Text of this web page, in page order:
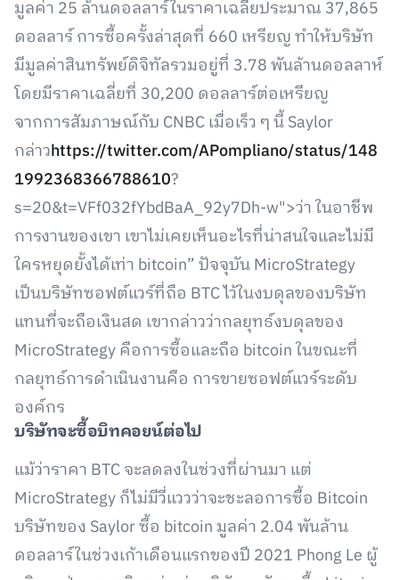
มูลค่า 25 ล้านดอลลาร์ในราคาเฉลี่ยประมาณ 37,865
ดอลลาร์ การซื้อครั้งล่าสุดที่ 660 เหรียญ ทำให้บริษัท
มีมูลค่าสินทรัพย์ดิจิทัลรวมอยู่ที่ 3.78 พันล้านดอลลาห์
โดยมีราคาเฉลี่ยที่ 30,200 ดอลลาร์ต่อเหรียญ
จากการสัมภาษณ์กับ CNBC เมื่อเร็ว ๆ นี้ Saylor
กล่าวhttps://twitter.com/APompliano/status/148
1992368366788610?
s=20&t=VFf032fYbdBaA_92y7Dh-w">ว่า ในอาชีพ
การงานของเขา เขาไม่เคยเห็นอะไรที่น่าสนใจและไม่มี
ใครหยุดยั้งได้เท่า bitcoin” ปัจจุบัน MicroStrategy
เป็นบริษัทซอฟต์แวร์ที่ถือ BTC ไว้ในงบดุลของบริษัท
แทนที่จะถือเงินสด เขากล่าวว่ากลยุทธ์งบดุลของ
MicroStrategy คือการซื้อและถือ bitcoin ในขณะที่
กลยุทธ์การดำเนินงานคือ การขายซอฟต์แวร์ระดับ
องค์กร
บริษัทจะซื้อบิทคอยน์ต่อไป
แม้ว่าราคา BTC จะลดลงในช่วงที่ผ่านมา แต่
MicroStrategy ก็ไม่มีวี่แววว่าจะชะลอการซื้อ Bitcoin
บริษัทของ Saylor ซื้อ bitcoin มูลค่า 2.04 พันล้าน
ดอลลาร์ในช่วงเก้าเดือนแรกของปี 2021 Phong Le ผู้